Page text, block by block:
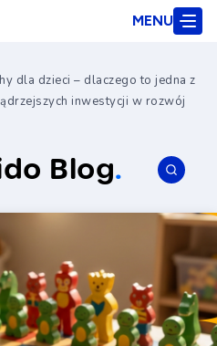
MENU
dla dzieci – dlaczego to jedna z
inwestycji w rozwój
Blog.